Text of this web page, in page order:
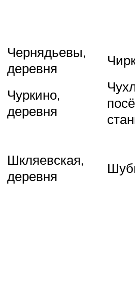
Чернядьевы,
деревня
Чуркино,
деревня
Шкляевская,
деревня